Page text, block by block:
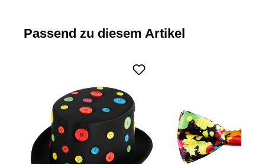
Passend zu diesem Artikel